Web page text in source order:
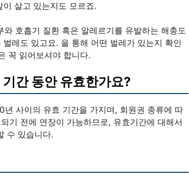
살고 있는지도 모르죠.
호흡기 질환 혹은 알레르기를 유발하는 해충도
레도 있고요. 을 통해 어떤 벌레가 있는지 확인
꼭 읽어보셔야 합니다.
간 동안 유효한가요?
사이의 유효 기간을 가지며, 회원권 종류에 따
기 전에 연장이 가능하므로, 유효기간에 대해서
수 있습니다.